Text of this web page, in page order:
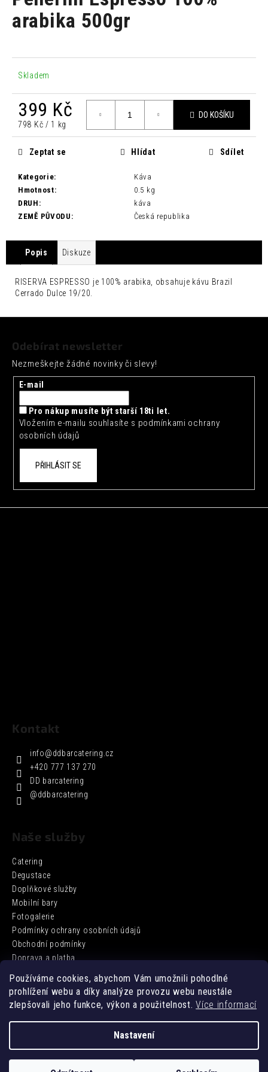
Používáme cookies, abychom Vám umožnili pohodlné
prohlížení webu a díky analýze provozu webu neustále
zlepšovali jeho funkce, výkon a použitelnost.Více informací
Nastavení
z
arabika 500gr
Skladem
399 Kč
Měrná
cena:
798 Kč / 1 kg
DO KOŠÍKU
Kategorie:
Káva
Hmotnost:
0.5 kg
DRUH :
káva
ZEMĚ PŮVODU : Česká republika
Zeptat se Hlídat Sdílet
Popis Diskuze
RISERVA ESPRESSO je 100% arabika, obsahuje kávu Brazil
Cerrado Dulce 19/20.
a
j
t
?
HLEDAT
D
o
p
r
č
u
j
ARTISAN
TOKYO
YUZU
TONIC
35
Kč
Odebírat newsletter
Nezmeškejte žádné novinky či slevy!
E-mail
Pro nákup musíte být starší 18ti let.
Vložením e-mailu souhlasíte s podmínkami ochrany
osobních údajů
PŘIHLÁSIT SE
Kontakt
info@ddbarcatering.cz
+420 777 137 270
DD barcatering
@ddbarcatering
Naše služby
Catering
Degustace
Doplňkové služby
Mobilní bary
Fotogalerie
Podmínky ochrany osobních údajů
Obchodní podmínky
Doprava a platba
Facebook